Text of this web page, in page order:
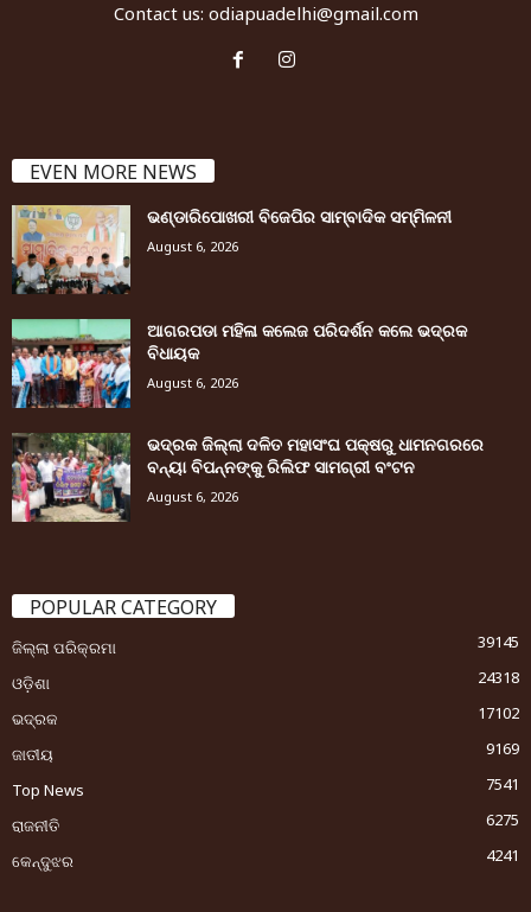
Contact us: odiapuadelhi@gmail.com
EVEN MORE NEWS
ଭଣ୍ଡାରିପୋଖରୀ ବିଜେପିର ସାମ୍ବାଦିକ ସମ୍ମିଳନୀ
August 6, 2026
ଆଗରପଡା ମହିଳା କଲେଜ ପରିଦର୍ଶନ କଲେ ଭଦ୍ରକ
ବିଧାୟକ
August 6, 2026
ଭଦ୍ରକ ଜିଲ୍ଲା ଦଳିତ ମହାସଂଘ ପକ୍ଷରୁ ଧାମନଗରରେ
ବନ୍ୟା ବିପନ୍ନଙ୍କୁ ରିଲିଫ ସାମଗ୍ରୀ ବଂଟନ
August 6, 2026
POPULAR CATEGORY
ଜିଲ୍ଲା ପରିକ୍ରମା
39145
ଓଡ଼ିଶା
24318
ଭଦ୍ରକ
17102
ଜାତୀୟ
9169
Top News
7541
ରାଜନୀତି
6275
କେନ୍ଦୁଝର
4241